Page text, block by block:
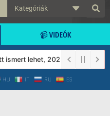
📹 VIDEÓK
lehet, 2023-tól a Védett
HU IT RU ES